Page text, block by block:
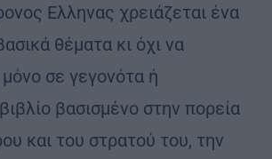
Ελληνας χρειάζεται ένα
θέματα κι όχι να
μόνο σε γεγονότα ή
βασισμένο στην πορεία
και του στρατού του, την